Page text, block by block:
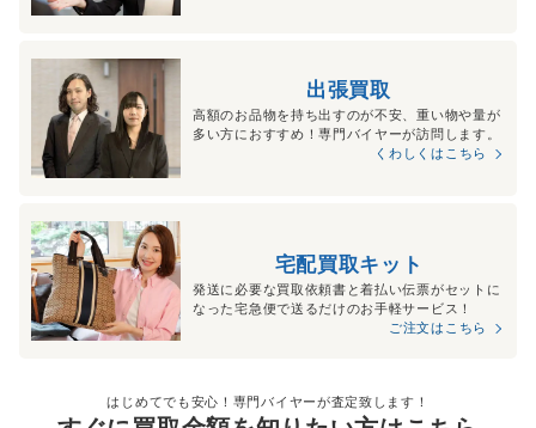
出張買取
高額のお品物を持ち出すのが不安、重い物や量が
多い方におすすめ！専門バイヤーが訪問します。
くわしくはこちら
宅配買取キット
発送に必要な買取依頼書と着払い伝票がセットに
なった宅急便で送るだけのお手軽サービス！
ご注文はこちら
はじめてでも安心！専門バイヤーが査定致します！